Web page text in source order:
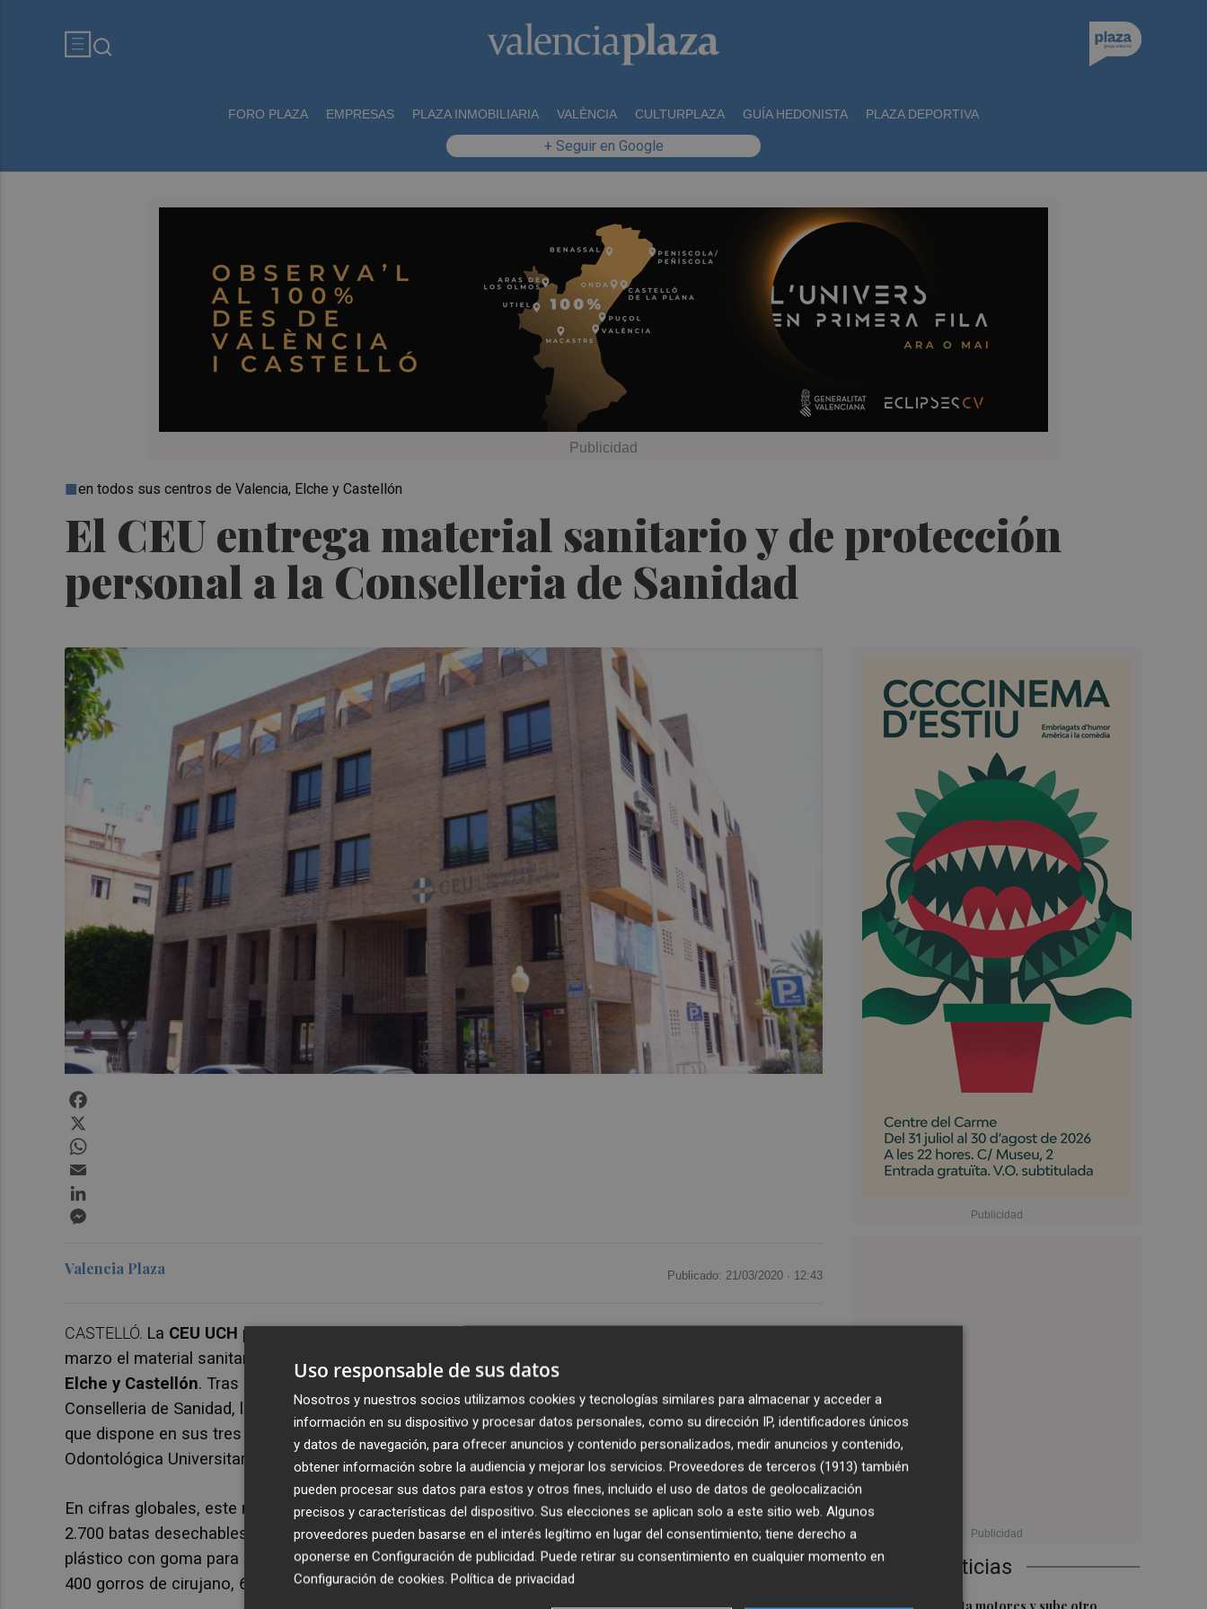
FORO PLAZA EMPRESAS PLAZA INMOBILIARIA VALÈNCIA CULTURPLAZA GUÍA HEDONISTA PLAZA DEPORTIVA
+ Seguir en Google
El CEU entrega material sanitario y de protección
personal a la Conselleria de Sanidad
en todos sus centros de Valencia, Elche y Castellón
Últimas Noticias
Valencia Plaza Publicado: 21/03/2020 · 12:43
CASTELLÓ. La CEU UCH puso a disposición de las autoridades sanitarias el pasado viernes 13 de
marzo el material sanitario disponible de protección personal, en todos sus centros de
Elche y Castellón. Tras la aprobación del RD del sábado 14, y después de la solicitud de entrega por la
Conselleria de Sanidad, la CEU UCH pone a disposición y entrega a las autoridades todo el material del
que dispone en sus tres Facultades de Ciencias de la Salud en Valencia, Elche y Castellón, en la Clínica
Odontológica Universitaria de Valencia y en el Hospital Clínico Veterinario de Valencia.
En cifras globales, este material sanitario entregado consiste en: 7.700 mascarillas, 354.300 guantes,
2.700 batas desechables, 900 monos de cuerpo entero o escafandra de protección, 3.300 calzas de
plástico con goma para protección total de botas, 2.800 hisopos para toma de muestras para análisis,
400 gorros de cirujano, 69 litros de gel hidroalcohólico y 104 litros de etanol 96% sanitario.
Uso responsable de sus datos
Nosotros y nuestros socios utilizamos cookies y tecnologías similares para almacenar y acceder a
información en su dispositivo y procesar datos personales, como su dirección IP, identificadores únicos
y datos de navegación, para ofrecer anuncios y contenido personalizados, medir anuncios y contenido,
obtener información sobre la audiencia y mejorar los servicios. Proveedores de terceros (1913) también
pueden procesar sus datos para estos y otros fines, incluido el uso de datos de geolocalización
precisos y características del dispositivo. Sus elecciones se aplican solo a este sitio web. Algunos
proveedores pueden basarse en el interés legítimo en lugar del consentimiento; tiene derecho a
oponerse en Configuración de publicidad. Puede retirar su consentimiento en cualquier momento en
Configuración de cookies. Política de privacidad